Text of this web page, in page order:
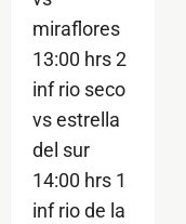
miraflores
13:00 hrs 2
inf rio seco
vs estrella
del sur
14:00 hrs 1
inf rio de la